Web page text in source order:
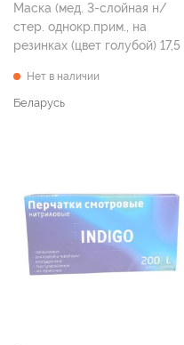
Маска (мед. 3-слойная н/
стер. однокр.прим., на
резинках (цвет голубой) 17,5 х
Нет в наличии
Беларусь